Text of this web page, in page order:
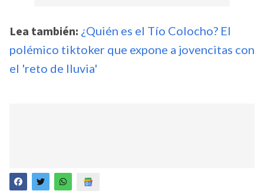
Lea también: ¿Quién es el Tío Colocho? El
polémico tiktoker que expone a jovencitas con
el 'reto de lluvia'